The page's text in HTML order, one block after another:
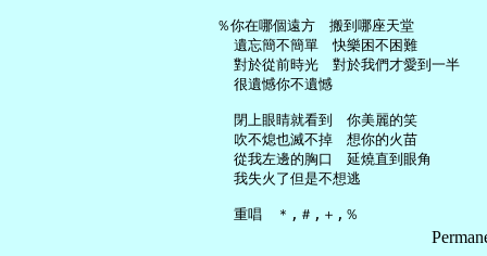
   ％你在哪個遠方　搬到哪座天堂
     遺忘簡不簡單　快樂困不困難
     對於從前時光　對於我們才愛到一半
     很遺憾你不遺憾
     閉上眼睛就看到　你美麗的笑
     吹不熄也滅不掉　想你的火苗
     從我左邊的胸口　延燒直到眼角
     我失火了但是不想逃